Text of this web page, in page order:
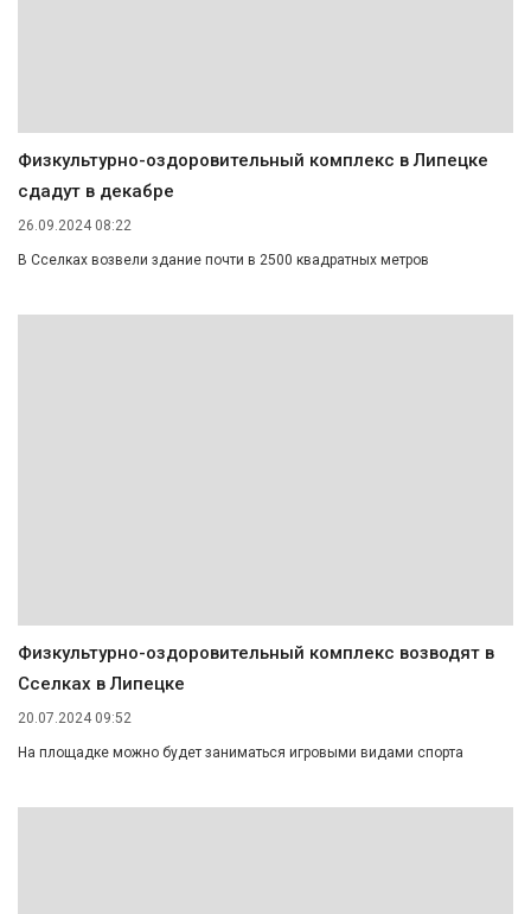
Физкультурно-оздоровительный комплекс в Липецке
сдадут в декабре
26.09.2024 08:22
В Сселках возвели здание почти в 2500 квадратных метров
Физкультурно-оздоровительный комплекс возводят в
Сселках в Липецке
20.07.2024 09:52
На площадке можно будет заниматься игровыми видами спорта